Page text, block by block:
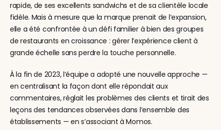
rapide, de ses excellents sandwichs et de sa clientèle locale
fidèle. Mais à mesure que la marque prenait de l’expansion,
elle a été confrontée à un défi familier à bien des groupes
de restaurants en croissance : gérer l’expérience client à
grande échelle sans perdre la touche personnelle.
À la fin de 2023, l’équipe a adopté une nouvelle approche —
en centralisant la façon dont elle répondait aux
commentaires, réglait les problèmes des clients et tirait des
leçons des tendances observées dans l’ensemble des
établissements — en s’associant à Momos.